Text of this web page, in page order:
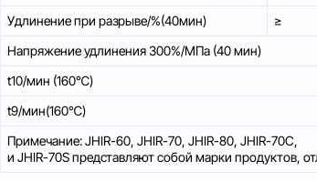
Удлинение при разрыве/%(40мин) ≥
Напряжение удлинения 300%/МПа (40 мин)
t10/мин (160℃)
t9/мин(160℃)
Примечание: JHIR-60, JHIR-70, JHIR-80, JHIR-70C,
и JHIR-70S представляют собой марки продуктов,